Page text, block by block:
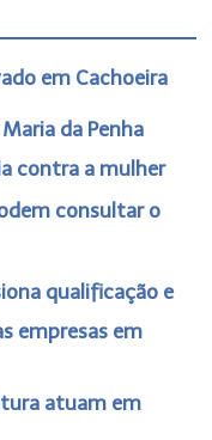
em Cachoeira
da Penha
contra a mulher
consultar o
qualificação e
empresas em
atuam em